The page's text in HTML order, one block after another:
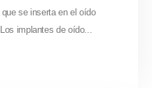
se inserta en el oído
implantes de oído...